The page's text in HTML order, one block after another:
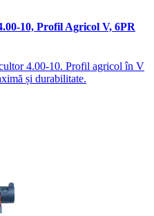
10, Profil Agricol V, 6PR
4.00-10. Profil agricol în V
și durabilitate.